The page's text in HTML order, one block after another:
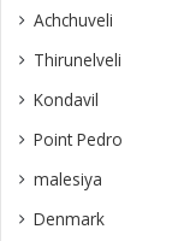
Achchuveli
Thirunelveli
Kondavil
Point Pedro
malesiya
Denmark